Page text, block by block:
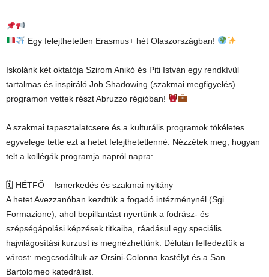
Egy felejthetetlen Erasmus+ hét Olaszországban!
Iskolánk két oktatója Szirom Anikó és Piti István egy rendkívül
tartalmas és inspiráló Job Shadowing (szakmai megfigyelés)
programon vettek részt Abruzzo régióban!
A szakmai tapasztalatcsere és a kulturális programok tökéletes
egyvelege tette ezt a hetet felejthetetlenné. Nézzétek meg, hogyan
telt a kollégák programja napról napra:
🗓 HÉTFŐ – Ismerkedés és szakmai nyitány
A hetet Avezzanóban kezdtük a fogadó intézménynél (Sgi
Formazione), ahol bepillantást nyertünk a fodrász- és
szépségápolási képzések titkaiba, ráadásul egy speciális
hajvilágosítási kurzust is megnézhettünk. Délután felfedeztük a
várost: megcsodáltuk az Orsini-Colonna kastélyt és a San
Bartolomeo katedrálist.